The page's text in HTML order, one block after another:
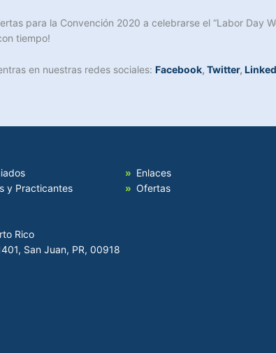
para la Convención 2020 a celebrarse el “Labor Day
tiempo!
en nuestras redes sociales: Facebook, Twitter,
y Practicantes
Enlaces
Ofertas
Rico
San Juan, PR, 00918